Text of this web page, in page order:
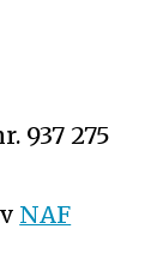
937 275
NAF